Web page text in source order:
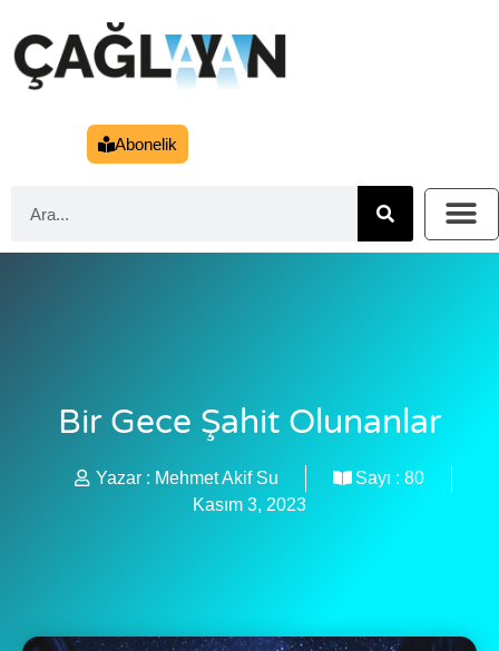
Abonelik
Bir Gece Şahit Olunanlar
Yazar : Mehmet Akif Su Sayı : 80
Kasım 3, 2023